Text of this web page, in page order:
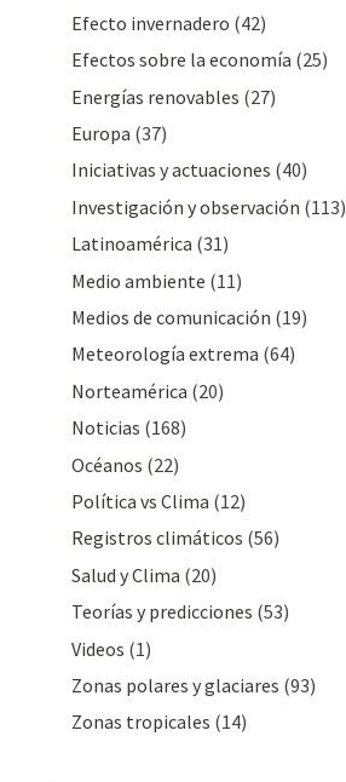
Efecto invernadero (42)
Efectos sobre la economía (25)
Energías renovables (27)
Europa (37)
Iniciativas y actuaciones (40)
Investigación y observación (113)
Latinoamérica (31)
Medio ambiente (11)
Medios de comunicación (19)
Meteorologí­a extrema (64)
Norteamérica (20)
Noticias (168)
Océanos (22)
Polí­tica vs Clima (12)
Registros climáticos (56)
Salud y Clima (20)
Teorías y predicciones (53)
Videos (1)
Zonas polares y glaciares (93)
Zonas tropicales (14)